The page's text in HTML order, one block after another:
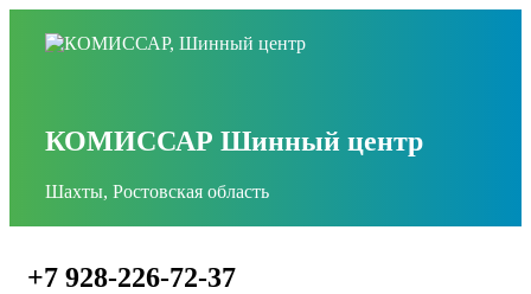
КОМИССАР Шинный центр
Шахты, Ростовская область
+7 928-226-72-37